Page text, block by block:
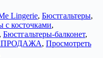
Lingerie, Бюстгальтеры,
с косточками,
, Бюстгальтеры-балконет,
, Просмотреть